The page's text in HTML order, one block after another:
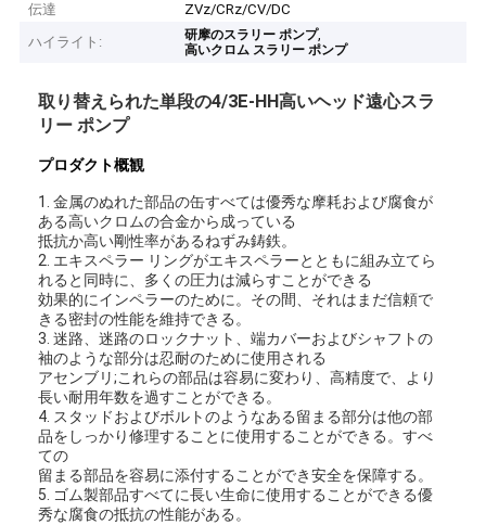
伝達
ZVz/CRz/CV/DC
ハイライト:
研摩のスラリー ポンプ,
高いクロム スラリー ポンプ
取り替えられた単段の4/3E-HH高いヘッド遠心スラ
リー ポンプ
プロダクト概観
1.金属のぬれた部品の缶すべては優秀な摩耗および腐食が
ある高いクロムの合金から成っている
抵抗か高い剛性率があるねずみ鋳鉄。
2. エキスペラー リングがエキスペラーとともに組み立てら
れると同時に、多くの圧力は減らすことができる
効果的にインペラーのために。その間、それはまだ信頼で
きる密封の性能を維持できる。
3. 迷路、迷路のロックナット、端カバーおよびシャフトの
袖のような部分は忍耐のために使用される
アセンブリ;これらの部品は容易に変わり、高精度で、より
長い耐用年数を過すことができる。
4. スタッドおよびボルトのようなある留まる部分は他の部
品をしっかり修理することに使用することができる。すべ
ての
留まる部品を容易に添付することができ安全を保障する。
5. ゴム製部品すべてに長い生命に使用することができる優
秀な腐食の抵抗の性能がある。